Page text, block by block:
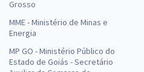
Grosso
MME - Ministério de Minas e
Energia
MP GO - Ministério Público do
Estado de Goiás - Secretário